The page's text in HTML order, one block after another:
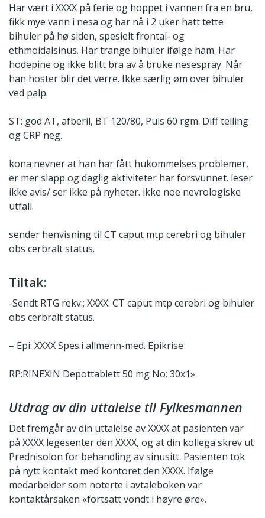
Har vært i XXXX på ferie og hoppet i vannen fra en bru,
fikk mye vann i nesa og har nå i 2 uker hatt tette
bihuler på hø siden, spesielt frontal- og
ethmoidalsinus. Har trange bihuler ifølge ham. Har
hodepine og ikke blitt bra av å bruke nesespray. Når
han hoster blir det verre. Ikke særlig øm over bihuler
ved palp.
ST: god AT, afberil, BT 120/80, Puls 60 rgm. Diff telling
og CRP neg.
kona nevner at han har fått hukommelses problemer,
er mer slapp og daglig aktiviteter har forsvunnet. leser
ikke avis/ ser ikke på nyheter. ikke noe nevrologiske
utfall.
sender henvisning til CT caput mtp cerebri og bihuler
obs cerbralt status.
Tiltak:
-Sendt RTG rekv.; XXXX: CT caput mtp cerebri og bihuler
obs cerbralt status.
– Epi: XXXX Spes.i allmenn-med. Epikrise
RP:RINEXIN Depottablett 50 mg No: 30x1»
Utdrag av din uttalelse til Fylkesmannen
Det fremgår av din uttalelse av XXXX at pasienten var
på XXXX legesenter den XXXX, og at din kollega skrev ut
Prednisolon for behandling av sinusitt. Pasienten tok
på nytt kontakt med kontoret den XXXX. Ifølge
medarbeider som noterte i avtaleboken var
kontaktårsaken «fortsatt vondt i høyre øre».